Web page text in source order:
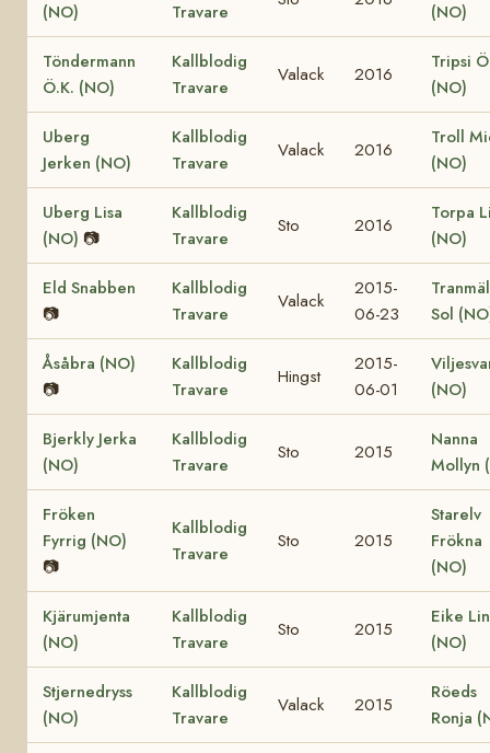
(NO)
Travare
(NO)
Töndermann
Ö.K. (NO)
Kallblodig
Travare
Valack 2016
Tripsi
(NO)
Uberg
Jerken (NO)
Kallblodig
Travare
Valack 2016
Troll
(NO)
Uberg Lisa
(NO) 📷
Kallblodig
Travare
Sto 2016
Torpa
(NO)
Eld Snabben
📷
Kallblodig
Travare
Valack
2015-
06-23
Sol
Åsåbra (NO)
📷
Kallblodig
Travare
Hingst
2015-
06-01
(NO)
Bjerkly Jerka
(NO)
Kallblodig
Travare
Sto 2015
Nanna
Mollyn
Fröken
Fyrrig (NO)
📷
Kallblodig
Travare
Sto 2015
Starelv
Frökna
(NO)
Kjärumjenta
(NO)
Kallblodig
Travare
Sto 2015
Eike
(NO)
Stjernedryss
(NO)
Kallblodig
Travare
Valack 2015
Röeds
Ronja